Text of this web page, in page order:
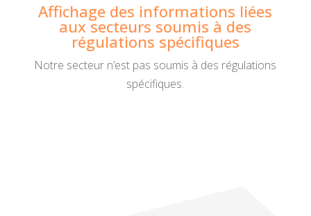
Affichage des informations liées
aux secteurs soumis à des
régulations spécifiques
Notre secteur n’est pas soumis à des régulations
spécifiques.